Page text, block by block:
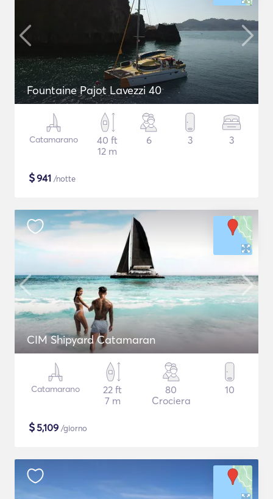
Fountaine Pajot Lavezzi 40
Catamarano
40 ft
12 m
6 3 3
$941 /notte
CIM Shipyard Catamaran
Catamarano
22 ft
7 m
80
Crociera
10
$5,109 /giorno